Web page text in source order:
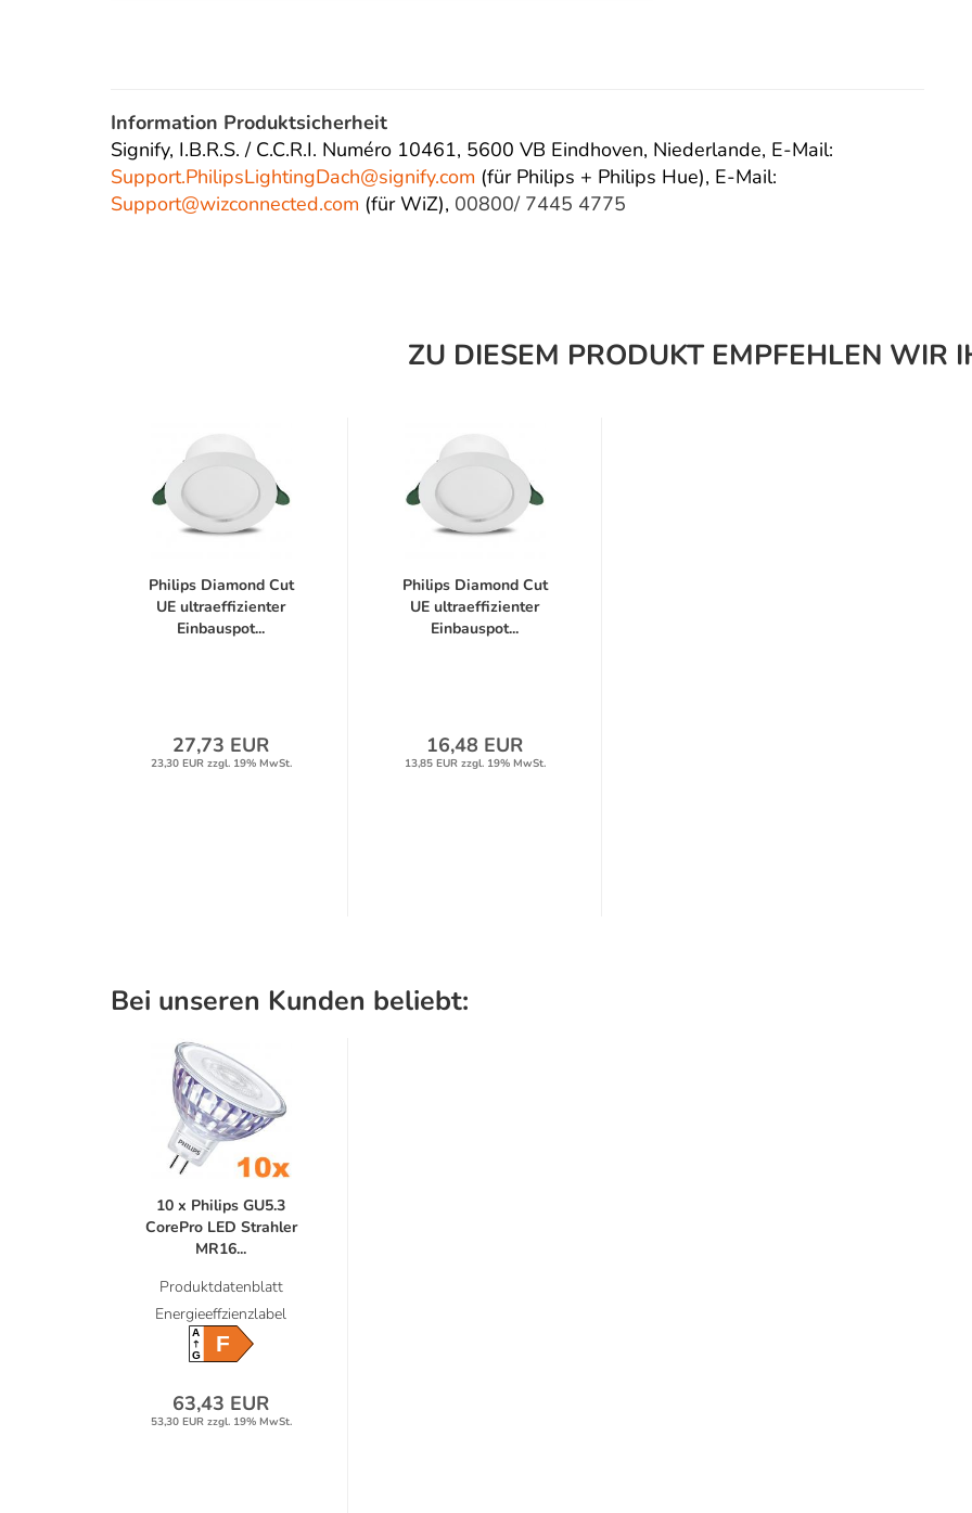
Information Produktsicherheit
Signify, I.B.R.S. / C.C.R.I. Numéro 10461, 5600 VB Eindhoven, Niederlande, E-Mail:
Support.PhilipsLightingDach@signify.com (für Philips + Philips Hue), E-Mail:
Support@wizconnected.com (für WiZ), 00800/ 7445 4775
ZU DIESEM PRODUKT EMPFEHLEN WIR
Philips Diamond Cut
UE ultraeffizienter
Einbauspot...
27,73 EUR
23,30 EUR zzgl. 19% MwSt.
Philips Diamond Cut
UE ultraeffizienter
Einbauspot...
16,48 EUR
13,85 EUR zzgl. 19% MwSt.
Bei unseren Kunden beliebt:
10 x Philips GU5.3
CorePro LED Strahler
MR16...
Produktdatenblatt
Energieeffzienzlabel
A
GF
63,43 EUR
53,30 EUR zzgl. 19% MwSt.